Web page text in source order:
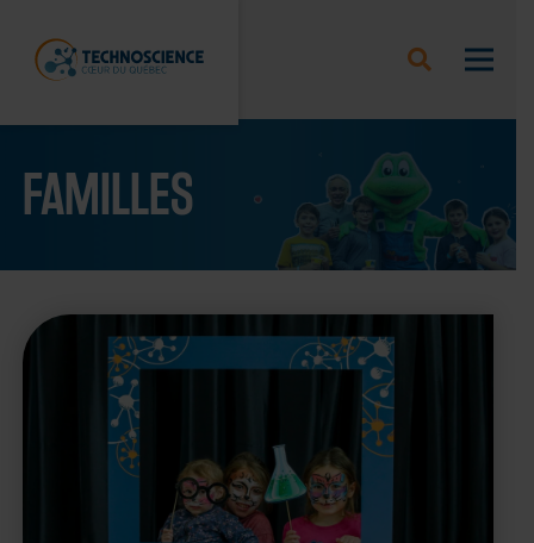
FAMILLES